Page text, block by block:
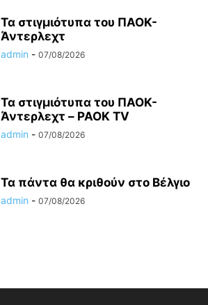
Τα στιγμιότυπα του ΠΑΟΚ-
Άντερλεχτ
admin - 07/08/2026
Τα στιγμιότυπα του ΠΑΟΚ-
Άντερλεχτ – PAOK TV
admin - 07/08/2026
Τα πάντα θα κριθούν στο Βέλγιο
admin - 07/08/2026